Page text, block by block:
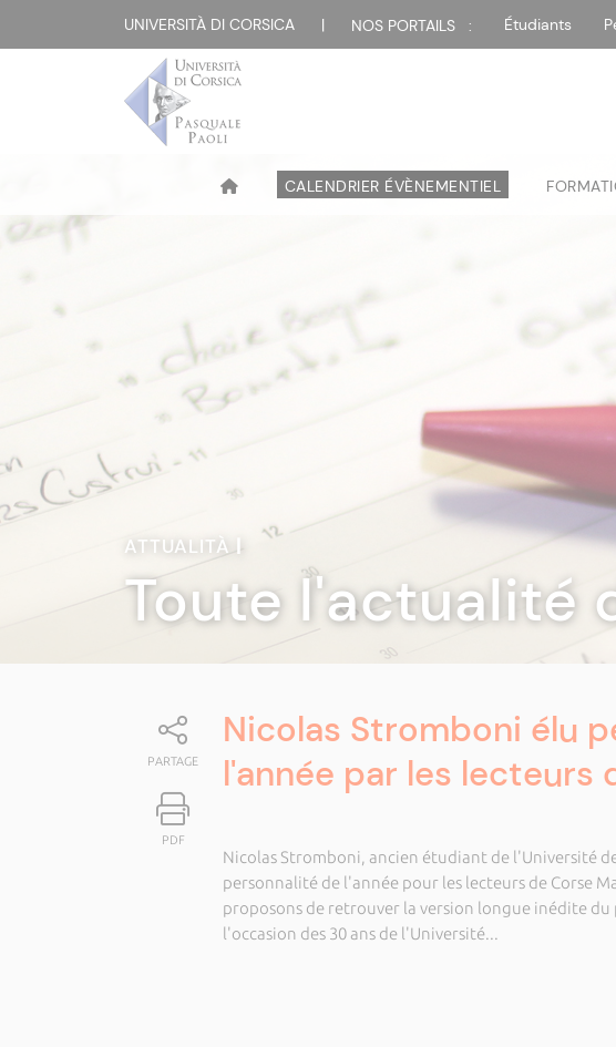
UNIVERSITÀ DI CORSICA | NOS PORTAILS : Étudiants
CALENDRIER ÉVÈNEMENTIEL
ATTUALITÀ|
Toute l'actualité
PARTAGE
PDF
Nicolas Stromboni élu
l'année par les lecteurs
Nicolas Stromboni, ancien étudiant de l'Université
personnalité de l'année pour les lecteurs de Corse
proposons de retrouver la version longue inédite
l'occasion des 30 ans de l'Université...